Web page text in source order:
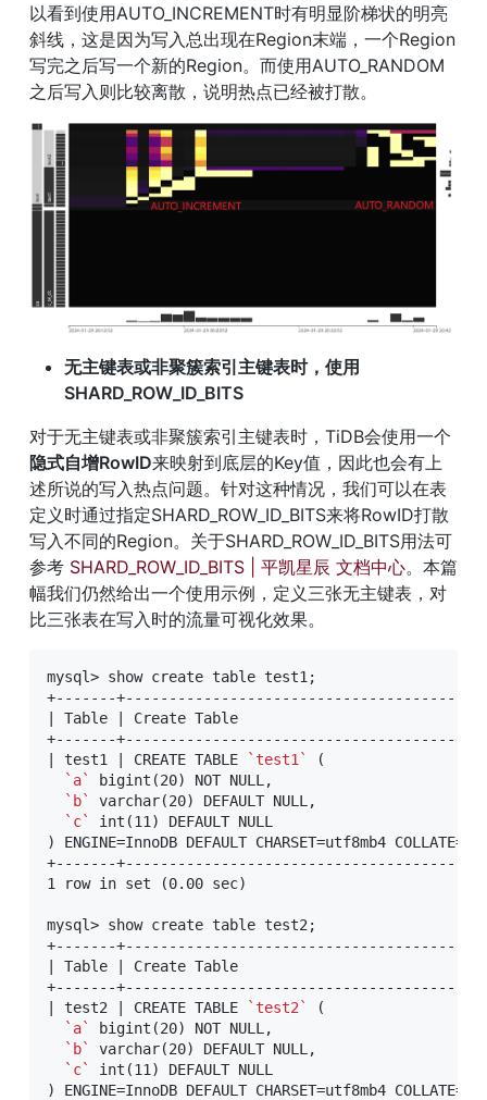
以看到使用AUTO_INCREMENT时有明显阶梯状的明亮
斜线，这是因为写入总出现在Region末端，一个Region
写完之后写一个新的Region。而使用AUTO_RANDOM
之后写入则比较离散，说明热点已经被打散。
无主键表或非聚簇索引主键表时，使用
SHARD_ROW_ID_BITS
对于无主键表或非聚簇索引主键表时，TiDB会使用一个
隐式自增RowID来映射到底层的Key值，因此也会有上
述所说的写入热点问题。针对这种情况，我们可以在表
定义时通过指定SHARD_ROW_ID_BITS来将RowID打散
写入不同的Region。关于SHARD_ROW_ID_BITS用法可
参考 SHARD_ROW_ID_BITS | 平凯星辰 文档中心。本篇
幅我们仍然给出一个使用示例，定义三张无主键表，对
比三张表在写入时的流量可视化效果。
mysql> show create table test1;
+-------
| Table | Create Table
+-------
| test1 | CREATE TABLE
`test1`
(
`a`
bigint(20) NOT NULL,
`b`
varchar(20) DEFAULT NULL,
`c`
int(11) DEFAULT NULL
) ENGINE=InnoDB DEFAULT CHARSET=utf8mb4
+-------
1 row in set (0.00 sec)
mysql> show create table test2;
+-------
| Table | Create Table
+-------
| test2 | CREATE TABLE
`test2`
(
`a`
bigint(20) NOT NULL,
`b`
varchar(20) DEFAULT NULL,
`c`
int(11) DEFAULT NULL
) ENGINE=InnoDB DEFAULT CHARSET=utf8mb4